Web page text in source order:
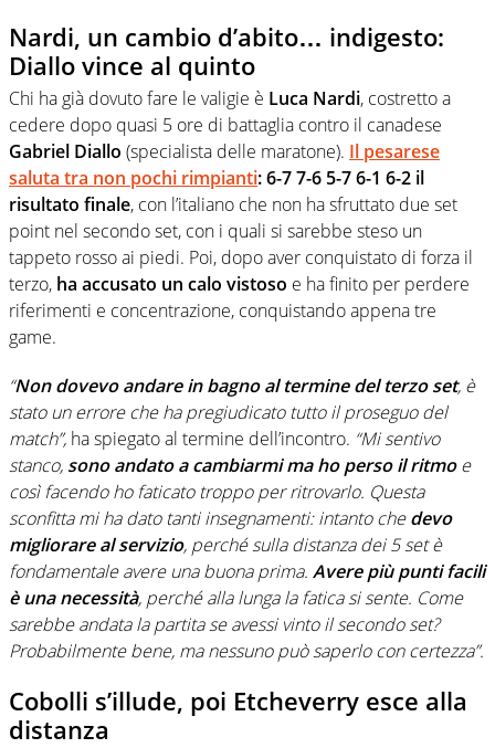
Nardi, un cambio d’abito… indigesto:
Diallo vince al quinto
Chi ha già dovuto fare le valigie è Luca Nardi, costretto a
cedere dopo quasi 5 ore di battaglia contro il canadese
Gabriel Diallo (specialista delle maratone). Il pesarese
saluta tra non pochi rimpianti: 6-7 7-6 5-7 6-1 6-2 il
risultato finale, con l’italiano che non ha sfruttato due set
point nel secondo set, con i quali si sarebbe steso un
tappeto rosso ai piedi. Poi, dopo aver conquistato di forza il
terzo, ha accusato un calo vistoso e ha finito per perdere
riferimenti e concentrazione, conquistando appena tre
game.
“Non dovevo andare in bagno al termine del terzo set, è
stato un errore che ha pregiudicato tutto il proseguo del
match”, ha spiegato al termine dell’incontro. “Mi sentivo
stanco, sono andato a cambiarmi ma ho perso il ritmoe
così facendo ho faticato troppo per ritrovarlo. Questa
sconfitta mi ha dato tanti insegnamenti: intanto chedevo
migliorare al servizio, perché sulla distanza dei 5 set è
fondamentale avere una buona prima. Avere più punti facili
è una necessità, perché alla lunga la fatica si sente. Come
sarebbe andata la partita se avessi vinto il secondo set?
Probabilmente bene, ma nessuno può saperlo con certezza”.
Cobolli s’illude, poi Etcheverry esce alla
distanza